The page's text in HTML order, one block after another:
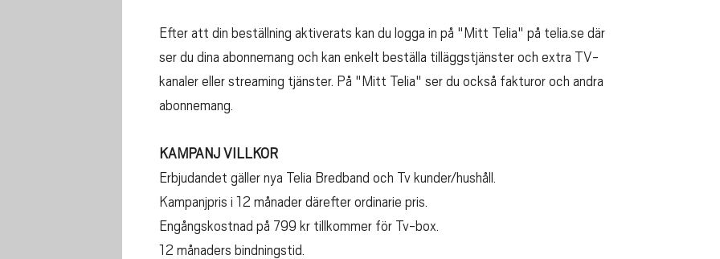
Efter att din beställning aktiverats kan du logga in på "Mitt Telia" på telia.se där
ser du dina abonnemang och kan enkelt beställa tilläggstjänster och extra TV-
kanaler eller streaming tjänster. På "Mitt Telia" ser du också fakturor och andra
abonnemang.
KAMPANJ VILLKOR
Erbjudandet gäller nya Telia Bredband och Tv kunder/hushåll.
Kampanjpris i 12 månader därefter ordinarie pris.
Engångskostnad på 799 kr tillkommer för Tv-box.
12 månaders bindningstid.